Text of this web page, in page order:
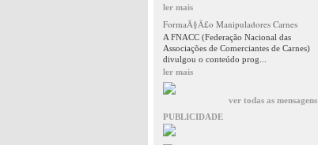
ler mais
FormaÃ§Ã£o Manipuladores Carnes
A FNACC (Federação Nacional das
Associações de Comerciantes de Carnes)
divulgou o conteúdo prog...
ler mais
ver todas as mensagens
PUBLICIDADE